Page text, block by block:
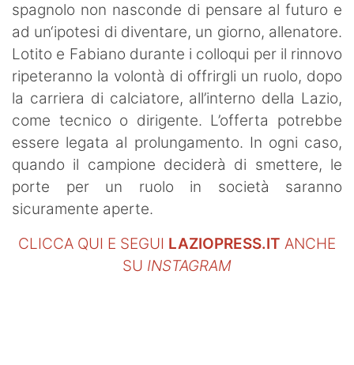
spagnolo non nasconde di pensare al futuro e
ad un‘ipotesi di diventare, un giorno, allenatore.
Lotito e Fabiano durante i colloqui per il rinnovo
ripeteranno la volontà di offrirgli un ruolo, dopo
la carriera di calciatore, all’interno della Lazio,
come tecnico o dirigente. L’offerta potrebbe
essere legata al prolungamento. In ogni caso,
quando il campione deciderà di smettere, le
porte per un ruolo in società saranno
sicuramente aperte.
CLICCA QUI E SEGUI LAZIOPRESS.IT ANCHE
SU INSTAGRAM